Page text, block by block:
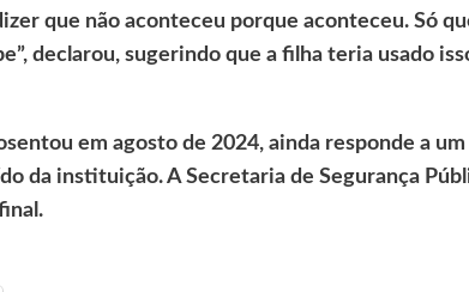
que não aconteceu porque aconteceu. Só
declarou, sugerindo que a filha teria usado
em agosto de 2024, ainda responde a
da instituição. A Secretaria de Segurança